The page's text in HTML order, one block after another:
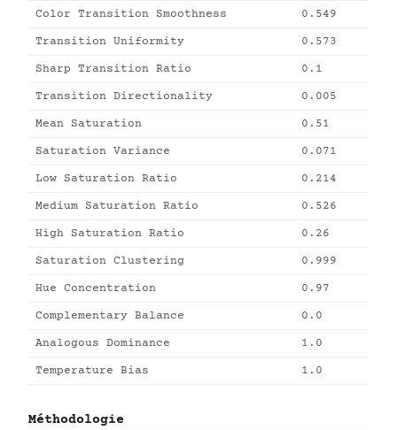
Color Transition Smoothness 0.549
Transition Uniformity 0.573
Sharp Transition Ratio 0.1
Transition Directionality 0.005
Mean Saturation 0.51
Saturation Variance 0.071
Low Saturation Ratio 0.214
Medium Saturation Ratio 0.526
High Saturation Ratio 0.26
Saturation Clustering 0.999
Hue Concentration 0.97
Complementary Balance 0.0
Analogous Dominance 1.0
Temperature Bias 1.0
Méthodologie